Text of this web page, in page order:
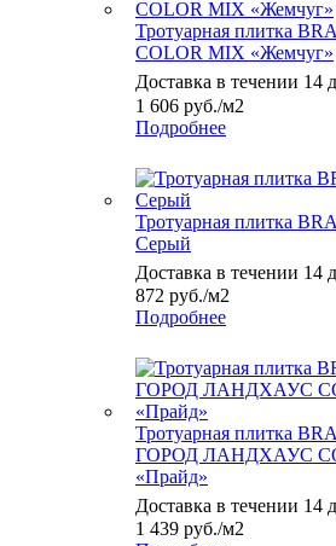
Тротуарная плитка
COLOR MIX «Жемчуг»
Доставка в течении 14
1 606 руб./м2
Подробнее
Тротуарная плитка
Серый
Доставка в течении 14
872 руб./м2
Подробнее
Тротуарная плитка
ГОРОД ЛАНДХАУС
«Прайд»
Доставка в течении 14
1 439 руб./м2